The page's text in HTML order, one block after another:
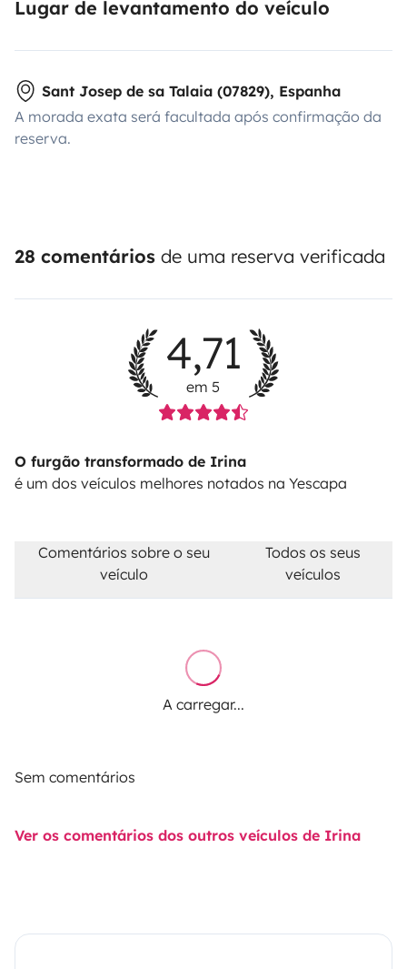
Lugar de levantamento do veículo
Sant Josep de sa Talaia (07829), Espanha
A morada exata será facultada após confirmação da
reserva.
28 comentários de uma reserva verificada
4,71
em 5
O furgão transformado de Irina
é um dos veículos melhores notados na Yescapa
Comentários sobre o seu
veículo
Todos os seus
veículos
A carregar...
Sem comentários
Ver os comentários dos outros veículos de Irina